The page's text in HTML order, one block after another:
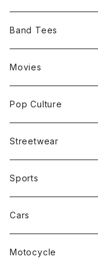
Band Tees
Movies
Pop Culture
Streetwear
Sports
Cars
Motocycle